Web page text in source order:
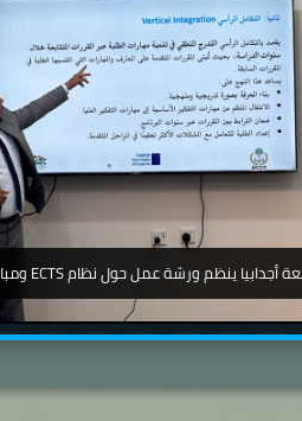
تشارك في مؤتمر دولي عن أمرض الجلدية